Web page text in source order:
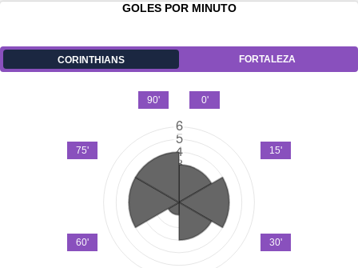
GOLES POR MINUTO
CORINTHIANS FORTALEZA
0'
15'
30'
60'
75'
90'